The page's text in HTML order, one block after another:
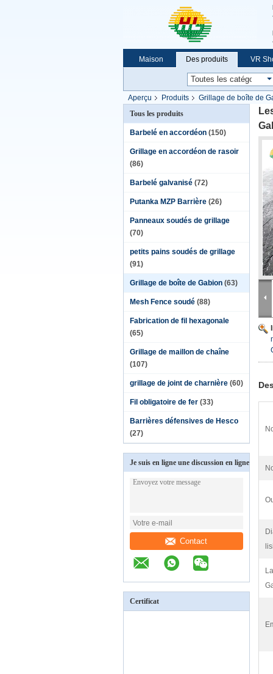
Maison Des produits VR
Demande de soumission
Aperçu
Produits
Grillage de boîte de
Tous les produits
Barbelé en accordéon (150)
Grillage en accordéon de rasoir
(86)
Barbelé galvanisé (72)
Putanka MZP Barrière (26)
Panneaux soudés de grillage
(70)
petits pains soudés de grillage
(91)
Grillage de boîte de Gabion (63)
Mesh Fence soudé (88)
Fabrication de fil hexagonale
(65)
Grillage de maillon de chaîne
(107)
grillage de joint de charnière (60)
Fil obligatoire de fer (33)
Barrières défensives de Hesco
(27)
Je suis en ligne une discussion en ligne
Contact
Certificat